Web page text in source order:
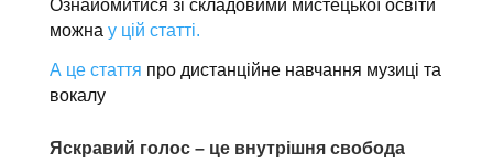
Ознайомитися зі складовими мистецької освіти
можна у цій статті.
А це стаття про дистанційне навчання музиці та
вокалу
Яскравий голос – це внутрішня свобода